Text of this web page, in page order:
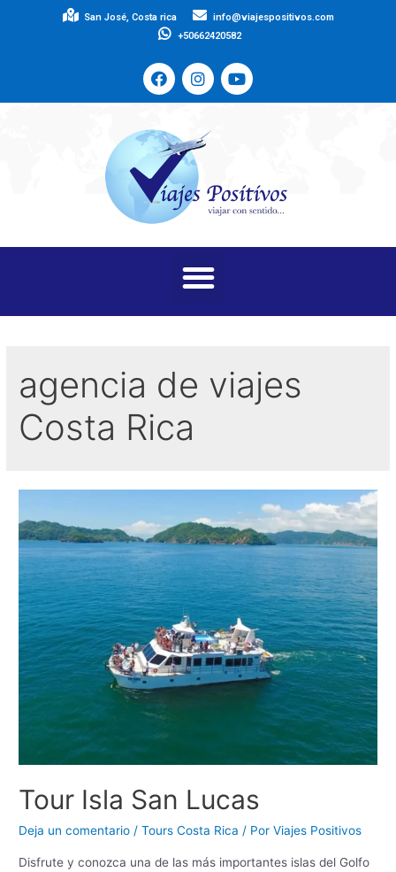
San José, Costa rica
info@viajespositivos.com
+50662420582
agencia de viajes
Costa Rica
Tour Isla San Lucas
Deja un comentario /Tours Costa Rica / PorViajes Positivos
Disfrute y conozca una de las más importantes islas del Golfo